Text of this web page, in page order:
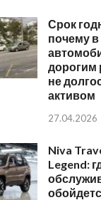
Срок
почему
дорогим
не
активом
27.04.2026
Niva
Legend: